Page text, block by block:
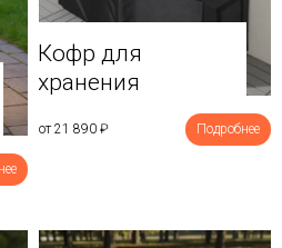
Кофр для
хранения
от 21 890 ₽ Подробнее